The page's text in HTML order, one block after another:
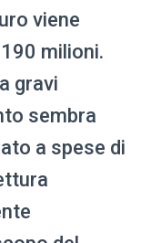
viene
milioni.
gravi
sembra
a spese di